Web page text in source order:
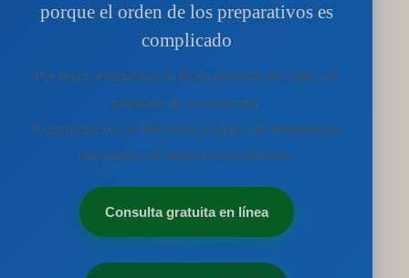
porque el orden de los preparativos es
complicado
Por favor, indíquenos la fecha prevista del viaje y la
situación de su mascota.
A continuación, le indicamos el plazo de preparación
necesario y el orden de los trámites.
Consulta gratuita en línea